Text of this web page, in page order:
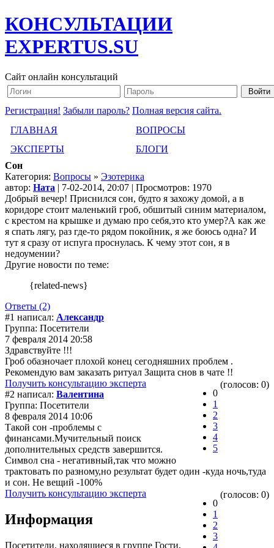
КОНСУЛЬТАЦИИ
EXPERTUS.SU
Сайт онлайн консультаций
Регистрация! Забыли пароль? Полная версия сайта.
ГЛАВНАЯ
ВОПРОСЫ
ЭКСПЕРТЫ
БЛОГИ
Сон
Категория: Вопросы » Эзотерика
автор: Ната | 7-02-2014, 20:07 | Просмотров: 1970
Добрый вечер! Приснился сон, будто я захожу домой, а в
коридоре стоит маленький гроб, обшитый синим материалом,
с крестом на крышке и думаю про себя,это кто умер?А как же
я спать лягу, раз где-то рядом покойник, я же боюсь одна? И
тут я сразу от испуга проснулась. К чему этот сон, я в
недоумении?
Другие новости по теме:
{related-news}
Ответы (2)
#1 написал: Александр
Группа: Посетители
7 февраля 2014 20:58
Здравствуйте !!!
Гроб обазночает плохой конец сегодняшних проблем .
Рекомендую вам заказать ритуал Защита снов в чате !!
Получить консультацию эксперта
0
1
2
3
4
5
(голосов: 0)
#2 написал: Валентина
Группа: Посетители
8 февраля 2014 10:06
Такой сон -проблемы с
финансами.Мучительный поиск
дополнительных средств завершится.
Символ сна - негативный,так что можно
трактовать по разному,но результат будет один -куда ночь,туда
и сон. Не вещий -100%
Получить консультацию эксперта
0
1
2
3
(голосов: 0)
Информация
Посетители, находящиеся в группе Гости,